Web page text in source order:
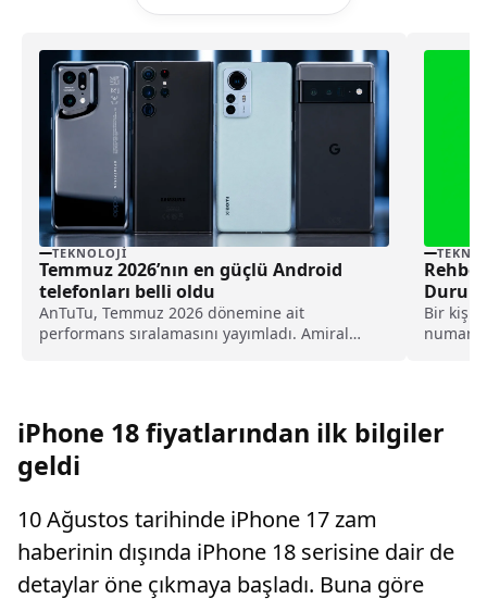
TEKNOLOJI
Temmuz 2026’nın en güçlü Android
telefonları belli oldu
AnTuTu, Temmuz 2026 dönemine ait
performans sıralamasını yayımladı. Amiral
Temmuz 2026'nın en güçlü Android
telefonları...
Bir
iPhone 18 fiyatlarından ilk bilgiler
geldi
10 Ağustos tarihinde iPhone 17 zam
haberinin dışında iPhone 18 serisine dair de
detaylar öne çıkmaya başladı. Buna göre